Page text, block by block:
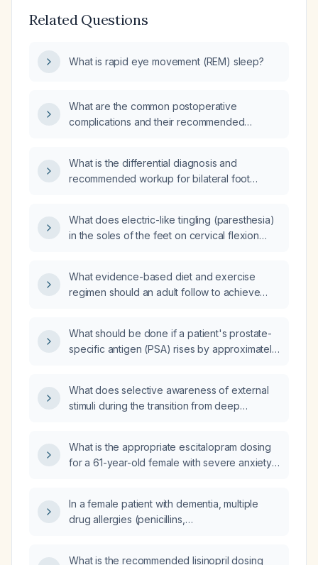
Related Questions
What is rapid eye movement (REM) sleep?
What are the common postoperative
complications and their recommended
What is the differential diagnosis and
recommended workup for bilateral foot
What does electric-like tingling (paresthesia)
in the soles of the feet on cervical flexion
What evidence-based diet and exercise
regimen should an adult follow to achieve
What should be done if a patient's prostate-
specific antigen (PSA) rises by approximately
What does selective awareness of external
stimuli during the transition from deep
What is the appropriate escitalopram dosing
for a 61-year-old female with severe anxiety
In a female patient with dementia, multiple
drug allergies (penicillins,
What is the recommended lisinopril dosing